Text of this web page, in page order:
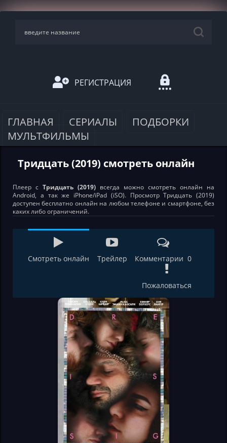
РЕГИСТРАЦИЯ
ГЛАВНАЯ СЕРИАЛЫ
ПОДБОРКИ
МУЛЬТФИЛЬМЫ
Тридцать (2019) смотреть онлайн
Плеер с Тридцать (2019) всегда можно смотреть онлайн на
Android, а так же iPhone/iPad (iSO). Просмотр Тридцать (2019)
доступен бесплатно онлайн на любом телефоне и смартфоне, без
каких либо ограничений.
Смотреть онлайн Трейлер Комментарии 0
Пожаловаться